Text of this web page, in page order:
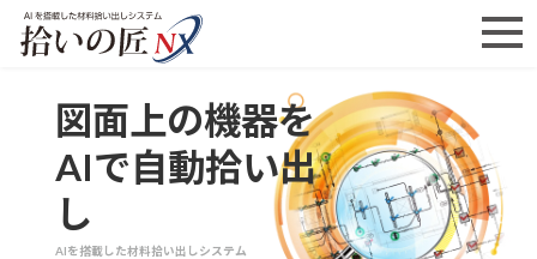
図面上の機器を
AIで自動拾い出
し
AIを搭載した材料拾い出しシステム